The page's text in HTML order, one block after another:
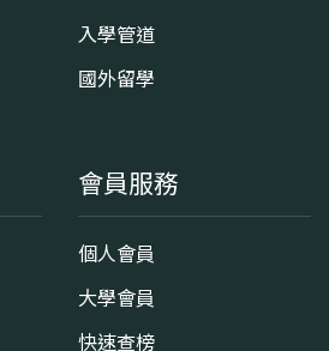
入學管道
國外留學
會員服務
個人會員
大學會員
快速查榜